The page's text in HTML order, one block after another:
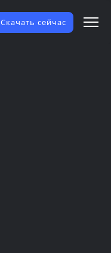
Скачать сейчас